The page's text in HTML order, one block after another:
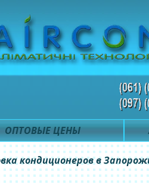
ОПТОВЫЕ ЦЕНЫ
кондиционеров в